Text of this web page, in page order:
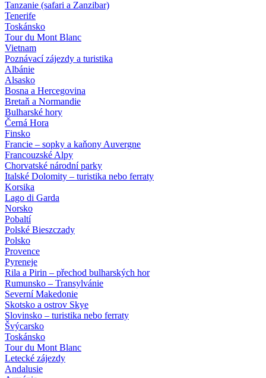
Tanzanie (safari a Zanzibar)
Tenerife
Toskánsko
Tour du Mont Blanc
Vietnam
Poznávací zájezdy a turistika
Albánie
Alsasko
Bosna a Hercegovina
Bretaň a Normandie
Bulharské hory
Černá Hora
Finsko
Francie – sopky a kaňony Auvergne
Francouzské Alpy
Chorvatské národní parky
Italské Dolomity – turistika nebo ferraty
Korsika
Lago di Garda
Norsko
Pobaltí
Polské Bieszczady
Polsko
Provence
Pyreneje
Rila a Pirin – přechod bulharských hor
Rumunsko – Transylvánie
Severní Makedonie
Skotsko a ostrov Skye
Slovinsko – turistika nebo ferraty
Švýcarsko
Toskánsko
Tour du Mont Blanc
Letecké zájezdy
Andalusie